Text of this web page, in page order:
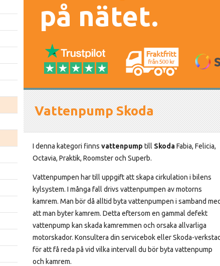
på nätet.
Vattenpump Skoda
I denna kategori finns vattenpump till SkodaFabia, Felicia,
Octavia, Praktik, Roomster och Superb.
Vattenpumpen har till uppgift att skapa cirkulation i bilens
kylsystem. I många fall drivs vattenpumpen av motorns
kamrem. Man bör då alltid byta vattenpumpen i samband med
att man byter kamrem. Detta eftersom en gammal defekt
vattenpump kan skada kamremmen och orsaka allvarliga
motorskador. Konsultera din servicebok eller Skoda-verkstad
för att få reda på vid vilka intervall du bör byta vattenpump
och kamrem.